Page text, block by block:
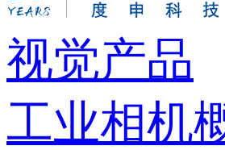
视觉产品
工业相机